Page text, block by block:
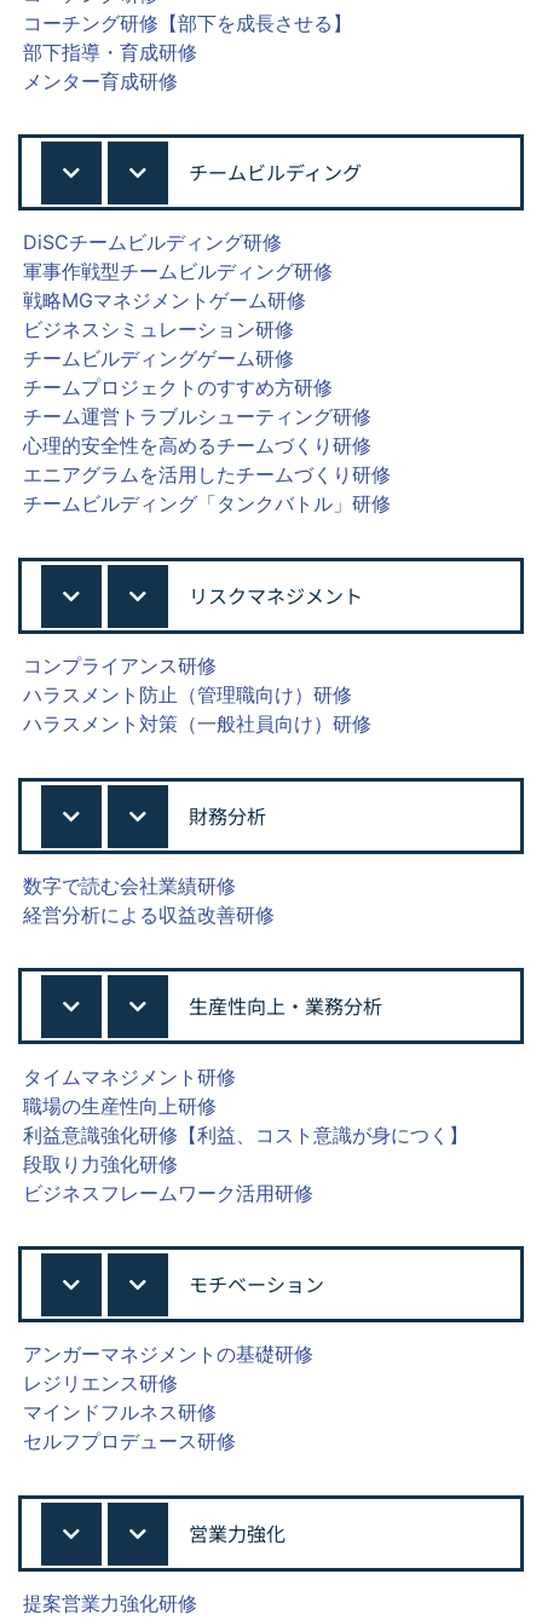
コーチング研修【部下を成長させる】
部下指導・育成研修
メンター育成研修
チームビルディング
DiSCチームビルディング研修
軍事作戦型チームビルディング研修
戦略MGマネジメントゲーム研修
ビジネスシミュレーション研修
チームビルディングゲーム研修
チームプロジェクトのすすめ方研修
チーム運営トラブルシューティング研修
心理的安全性を高めるチームづくり研修
エニアグラムを活用したチームづくり研修
チームビルディング「タンクバトル」研修
リスクマネジメント
コンプライアンス研修
ハラスメント防止（管理職向け）研修
ハラスメント対策（一般社員向け）研修
財務分析
数字で読む会社業績研修
経営分析による収益改善研修
生産性向上・業務分析
タイムマネジメント研修
職場の生産性向上研修
利益意識強化研修【利益、コスト意識が身につく】
段取り力強化研修
ビジネスフレームワーク活用研修
モチベーション
アンガーマネジメントの基礎研修
レジリエンス研修
マインドフルネス研修
セルフプロデュース研修
営業力強化
提案営業力強化研修